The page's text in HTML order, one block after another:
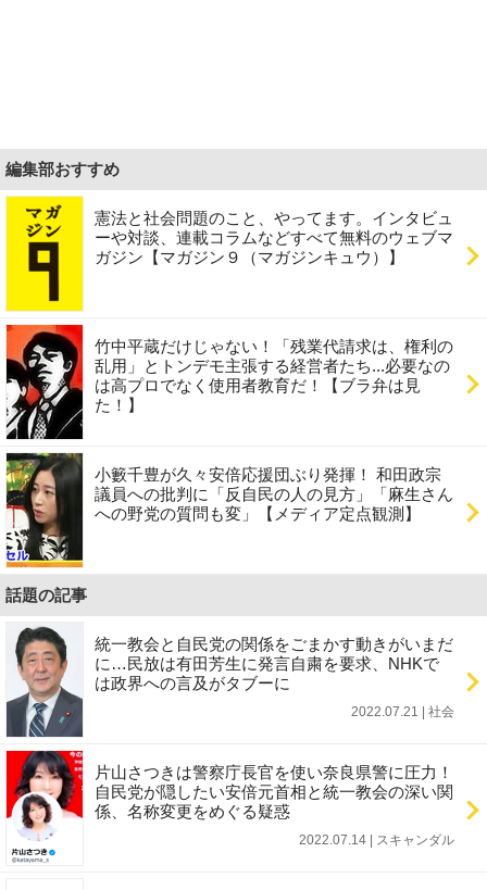
編集部おすすめ
憲法と社会問題のこと、やってます。インタビュ
ーや対談、連載コラムなどすべて無料のウェブマ
ガジン【マガジン９（マガジンキュウ）】
竹中平蔵だけじゃない！「残業代請求は、権利の
乱用」とトンデモ主張する経営者たち...必要なの
は高プロでなく使用者教育だ！【ブラ弁は見
た！】
小籔千豊が久々安倍応援団ぶり発揮！ 和田政宗
議員への批判に「反自民の人の見方」「麻生さん
への野党の質問も変」【メディア定点観測】
話題の記事
統一教会と自民党の関係をごまかす動きがいまだ
に…民放は有田芳生に発言自粛を要求、NHKで
は政界への言及がタブーに
2022.07.21 | 社会
片山さつきは警察庁長官を使い奈良県警に圧力！
自民党が隠したい安倍元首相と統一教会の深い関
係、名称変更をめぐる疑惑
2022.07.14 | スキャンダル